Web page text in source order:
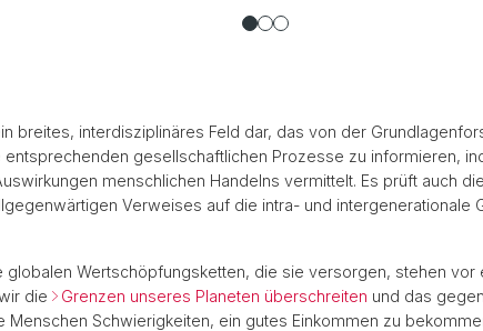
breites, interdisziplinäres Feld dar, das von der
entsprechenden gesellschaftlichen Prozesse zu informieren,
menschlichen Handelns vermittelt. Es prüft auch
Verweises auf die intra- und intergenerationale
Wertschöpfungsketten, die sie versorgen, stehen
die
Grenzen unseres Planeten überschreiten und das
Schwierigkeiten, ein gutes Einkommen zu